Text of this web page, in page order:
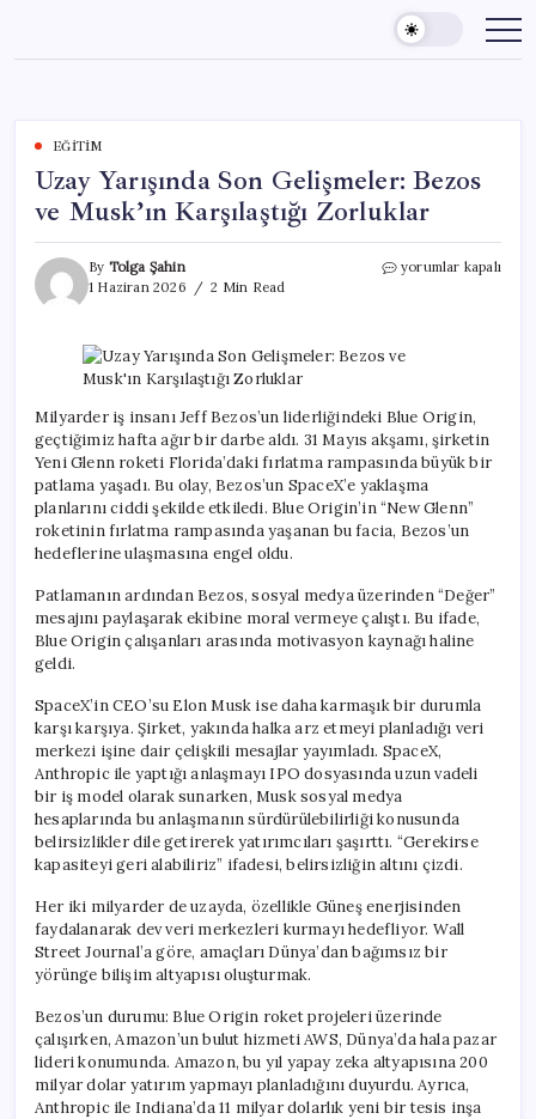
content
EĞITIM
Uzay Yarışında Son Gelişmeler: Bezos
ve Musk’ın Karşılaştığı Zorluklar
By Tolga Şahin
1 Haziran 2026
2 Min Read
Uzay
ve
Karşılaştığı
Zorluklar
için
yorumlar kapalı
Milyarder iş insanı Jeff Bezos’un liderliğindeki Blue Origin,
geçtiğimiz hafta ağır bir darbe aldı. 31 Mayıs akşamı, şirketin
Yeni Glenn roketi Florida’daki fırlatma rampasında büyük bir
patlama yaşadı. Bu olay, Bezos’un SpaceX’e yaklaşma
planlarını ciddi şekilde etkiledi. Blue Origin’in “New Glenn”
roketinin fırlatma rampasında yaşanan bu facia, Bezos’un
hedeflerine ulaşmasına engel oldu.
Patlamanın ardından Bezos, sosyal medya üzerinden “Değer”
mesajını paylaşarak ekibine moral vermeye çalıştı. Bu ifade,
Blue Origin çalışanları arasında motivasyon kaynağı haline
geldi.
SpaceX’in CEO’su Elon Musk ise daha karmaşık bir durumla
karşı karşıya. Şirket, yakında halka arz etmeyi planladığı veri
merkezi işine dair çelişkili mesajlar yayımladı. SpaceX,
Anthropic ile yaptığı anlaşmayı IPO dosyasında uzun vadeli
bir iş model olarak sunarken, Musk sosyal medya
hesaplarında bu anlaşmanın sürdürülebilirliği konusunda
belirsizlikler dile getirerek yatırımcıları şaşırttı. “Gerekirse
kapasiteyi geri alabiliriz” ifadesi, belirsizliğin altını çizdi.
Her iki milyarder de uzayda, özellikle Güneş enerjisinden
faydalanarak dev veri merkezleri kurmayı hedefliyor. Wall
Street Journal’a göre, amaçları Dünya’dan bağımsız bir
yörünge bilişim altyapısı oluşturmak.
Bezos’un durumu: Blue Origin roket projeleri üzerinde
çalışırken, Amazon’un bulut hizmeti AWS, Dünya’da hala pazar
lideri konumunda. Amazon, bu yıl yapay zeka altyapısına 200
milyar dolar yatırım yapmayı planladığını duyurdu. Ayrıca,
Anthropic ile Indiana’da 11 milyar dolarlık yeni bir tesis inşa